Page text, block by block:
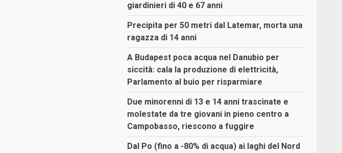
giardinieri di 40 e 67 anni
Precipita per 50 metri dal Latemar, morta una
ragazza di 14 anni
A Budapest poca acqua nel Danubio per
siccità: cala la produzione di elettricità,
Parlamento al buio per risparmiare
Due minorenni di 13 e 14 anni trascinate e
molestate da tre giovani in pieno centro a
Campobasso, riescono a fuggire
Dal Po (fino a -80% di acqua) ai laghi del Nord